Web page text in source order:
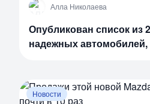
А Алла Николаева
Опубликован список из
надежных
Новости